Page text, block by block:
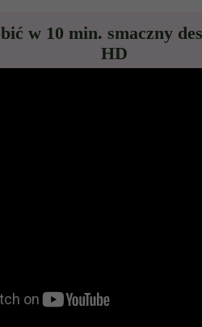
w 10 min. smaczny
HD